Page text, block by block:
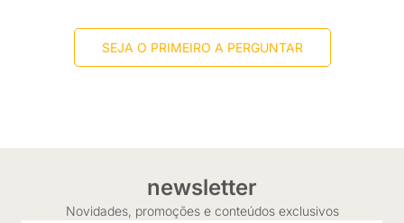
SEJA O PRIMEIRO A PERGUNTAR
newsletter
Novidades, promoções e conteúdos exclusivos